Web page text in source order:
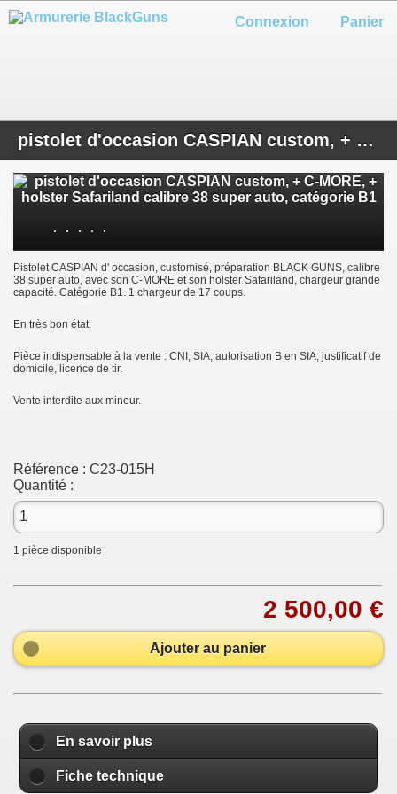
Panier
Connexion
pistolet d'occasion CASPIAN custom, + C-MORE, + holster Safariland calibre 38 super auto, catégorie B1
Pistolet CASPIAN d' occasion, customisé, préparation BLACK GUNS, calibre
38 super auto, avec son C-MORE et son holster Safariland, chargeur grande
capacité. Catégorie B1. 1 chargeur de 17 coups.
En très bon état.
Pièce indispensable à la vente : CNI, SIA, autorisation B en SIA, justificatif de
domicile, licence de tir.
Vente interdite aux mineur.
Référence : C23-015H
Quantité :
1 pièce disponible
2 500,00 €
Ajouter au panier
En savoir plus
Fiche technique